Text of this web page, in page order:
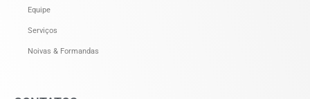
Equipe
Serviços
Noivas & Formandas